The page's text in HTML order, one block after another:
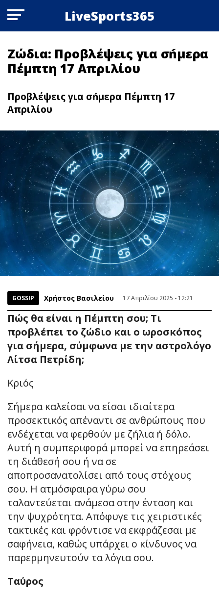
LiveSports365
Ζώδια: Πρoβλέψεις για σńμερα
Πέμπτη 17 Απριλίου
Πρoβλέψεις για σńμερα Πέμπτη 17
Απριλίου
GOSSIP Χρήστος Βασιλείου 17 Απριλίου 2025 - 12:21
Πώς θα είναι η Πέμπτη σου; Τι
προβλέπει το ζώδιο και ο ωροσκόπος
για σήμερα, σύμφωνα με την αστρολόγο
Λίτσα Πετρίδη;
Κριός
Σήμερα καλείσαι να είσαι ιδιαίτερα
προσεκτικός απέναντι σε ανθρώπους που
ενδέχεται να φερθούν με ζήλια ή δόλο.
Αυτή η συμπεριφορά μπορεί να επηρεάσει
τη διάθεσή σου ή να σε
αποπροσανατολίσει από τους στόχους
σου. Η ατμόσφαιρα γύρω σου
ταλαντεύεται ανάμεσα στην ένταση και
την ψυχρότητα. Απόφυγε τις χειριστικές
τακτικές και φρόντισε να εκφράζεσαι με
σαφήνεια, καθώς υπάρχει ο κίνδυνος να
παρερμηνευτούν τα λόγια σου.
Ταύρος